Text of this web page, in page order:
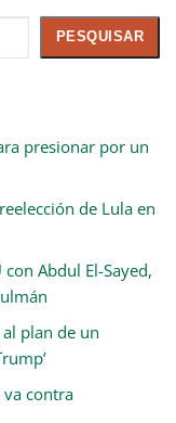
PESQUISAR
presionar por un
de Lula en
con Abdul El-Sayed,
plan de un
va contra